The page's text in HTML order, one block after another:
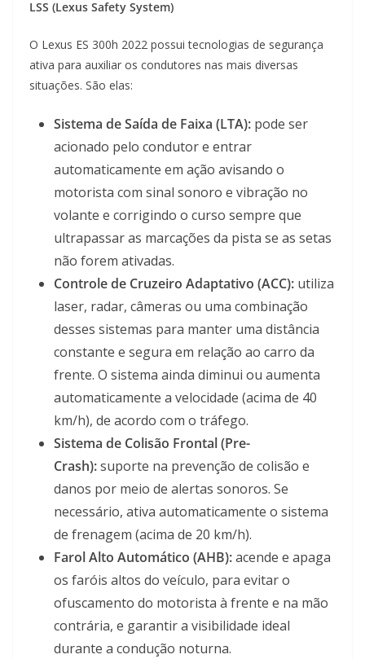
LSS (Lexus Safety System)
O Lexus ES 300h 2022 possui tecnologias de segurança
ativa para auxiliar os condutores nas mais diversas
situações. São elas:
Sistema de Saída de Faixa (LTA): pode ser
acionado pelo condutor e entrar
automaticamente em ação avisando o
motorista com sinal sonoro e vibração no
volante e corrigindo o curso sempre que
ultrapassar as marcações da pista se as setas
não forem ativadas.
Controle de Cruzeiro Adaptativo (ACC): utiliza
laser, radar, câmeras ou uma combinação
desses sistemas para manter uma distância
constante e segura em relação ao carro da
frente. O sistema ainda diminui ou aumenta
automaticamente a velocidade (acima de 40
km/h), de acordo com o tráfego.
Sistema de Colisão Frontal (Pre-
Crash):suporte na prevenção de colisão e
danos por meio de alertas sonoros. Se
necessário, ativa automaticamente o sistema
de frenagem (acima de 20 km/h).
Farol Alto Automático (AHB):acende e apaga
os faróis altos do veículo, para evitar o
ofuscamento do motorista à frente e na mão
contrária, e garantir a visibilidade ideal
durante a condução noturna.